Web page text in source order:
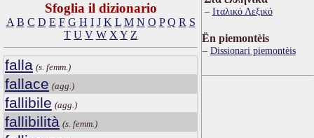
Sfoglia il dizionario
A B C D E F G H I J K L M N O P Q R S
T U V W X Y Z
falla (s. femm.)
fallace (agg.)
fallibile (agg.)
fallibilità (s. femm.)
Ιταλικό Λεξικό
Ën piemontèis
Dissionari piemontèis